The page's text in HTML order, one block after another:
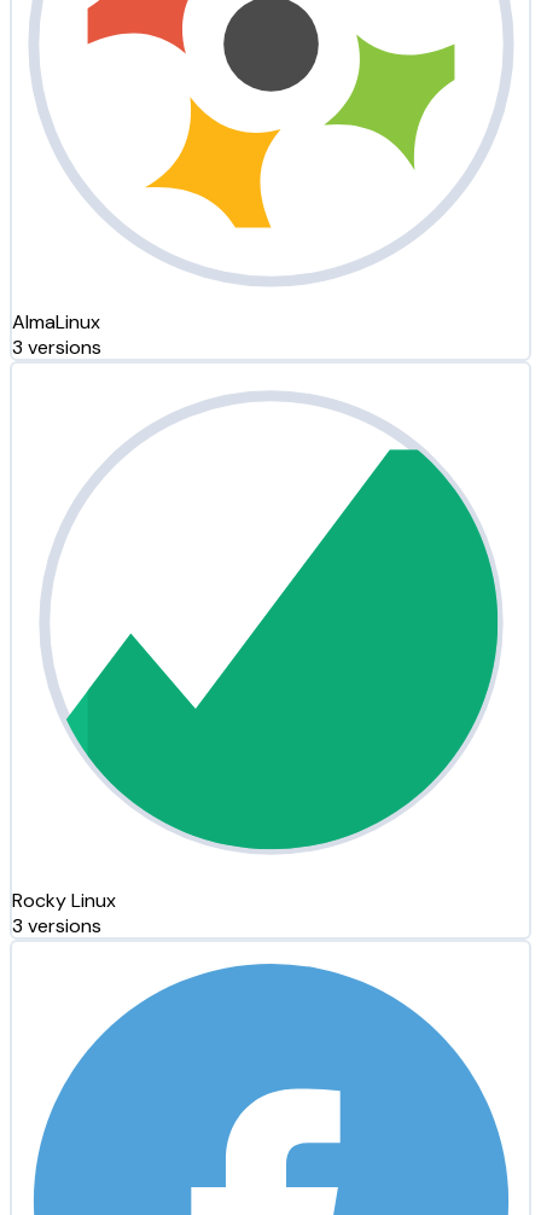
AlmaLinux
3 versions
Rocky Linux
3 versions